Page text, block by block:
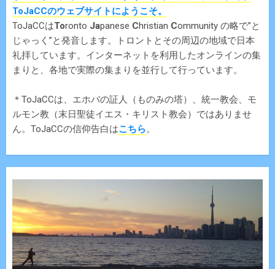
ToJaCCのウェブサイトにようこそ。
ToJaCCはToronto Japanese Christian Community の略で”と
じゃっく”と発音します。トロントとその周辺の地域で日本
礼拝しています。インターネットを利用したオンラインの集
まりと、各地で実際の集まりを並行して行っています。
＊ToJaCCは、エホバの証人（ものみの塔）、統一教会、モ
ルモン教（末日聖徒イエス・キリスト教会）ではありませ
ん。ToJaCCの信仰告白はこちら。